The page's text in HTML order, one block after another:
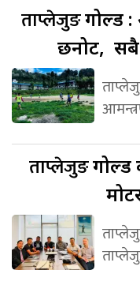
ताप्लेजुङगोल्ड
छनोट, सबै
ताप्लेजुङगोल्ड